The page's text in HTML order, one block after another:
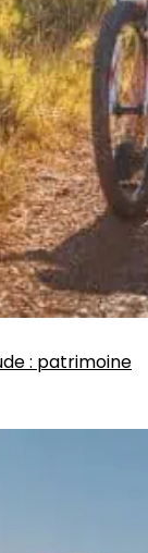
: patrimoine